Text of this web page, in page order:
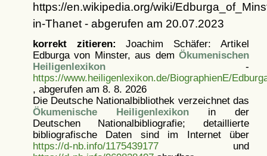
https://en.wikipedia.org/wiki/
in-Thanet - abgerufen am 20.07.2023
korrekt zitieren: Joachim Schäfer: Artikel
Edburga von Minster, aus dem Ökumenischen
Heiligenlexikon-
https://www.heiligenlexikon.de/BiographienE/
, abgerufen am 8. 8. 2026
Die Deutsche Nationalbibliothek verzeichnet das
Ökumenische Heiligenlexikonin der
Deutschen Nationalbibliografie; detaillierte
bibliografische Daten sind im Internet über
https://d-nb.info/1175439177und